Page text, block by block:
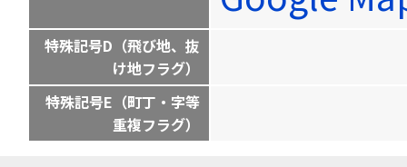
特殊記号D（飛び地、抜
け地フラグ）
特殊記号E（町丁・字等
重複フラグ）